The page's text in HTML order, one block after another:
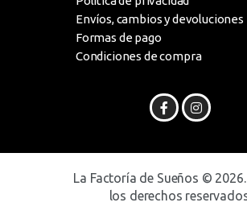
Envíos, cambios y devoluciones
Formas de pago
Condiciones de compra
La Factoría de Sueños ©
los derechos